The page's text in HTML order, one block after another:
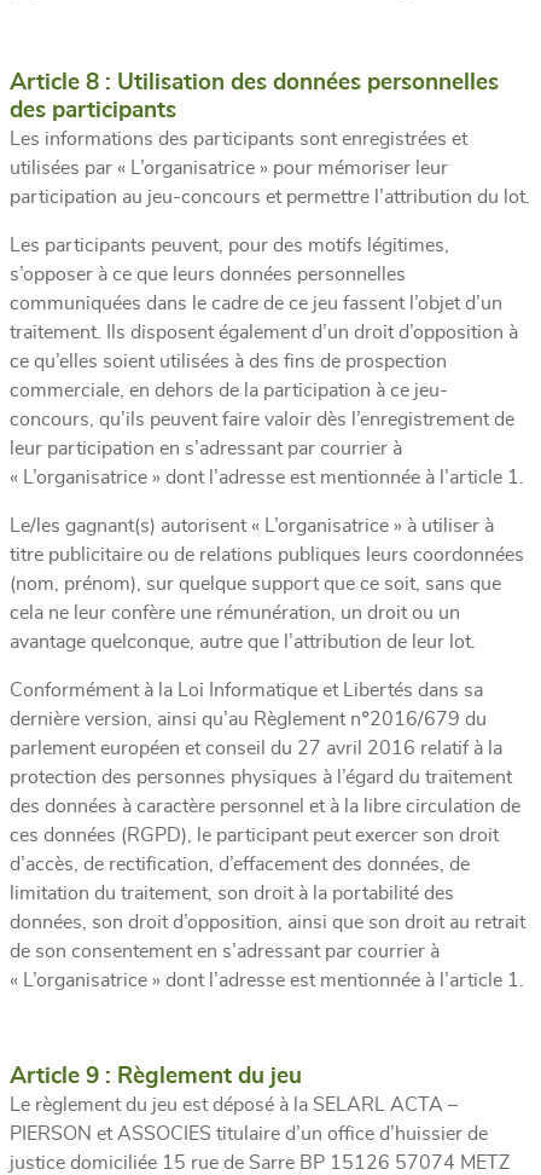
Article 8 : Utilisation des données personnelles
des participants
Les informations des participants sont enregistrées et
utilisées par « L’organisatrice » pour mémoriser leur
participation au jeu-concours et permettre l’attribution du lot.
Les participants peuvent, pour des motifs légitimes,
s’opposer à ce que leurs données personnelles
communiquées dans le cadre de ce jeu fassent l’objet d’un
traitement. Ils disposent également d’un droit d’opposition à
ce qu’elles soient utilisées à des fins de prospection
commerciale, en dehors de la participation à ce jeu-
concours, qu’ils peuvent faire valoir dès l’enregistrement de
leur participation en s’adressant par courrier à
« L’organisatrice » dont l’adresse est mentionnée à l’article 1.
Le/les gagnant(s) autorisent « L’organisatrice » à utiliser à
titre publicitaire ou de relations publiques leurs coordonnées
(nom, prénom), sur quelque support que ce soit, sans que
cela ne leur confère une rémunération, un droit ou un
avantage quelconque, autre que l’attribution de leur lot.
Conformément à la Loi Informatique et Libertés dans sa
dernière version, ainsi qu’au Règlement n°2016/679 du
parlement européen et conseil du 27 avril 2016 relatif à la
protection des personnes physiques à l’égard du traitement
des données à caractère personnel et à la libre circulation de
ces données (RGPD), le participant peut exercer son droit
d’accès, de rectification, d’effacement des données, de
limitation du traitement, son droit à la portabilité des
données, son droit d’opposition, ainsi que son droit au retrait
de son consentement en s’adressant par courrier à
« L’organisatrice » dont l’adresse est mentionnée à l’article 1.
Article 9 : Règlement du jeu
Le règlement du jeu est déposé à la SELARL ACTA –
PIERSON et ASSOCIES titulaire d’un office d’huissier de
justice domiciliée 15 rue de Sarre BP 15126 57074 METZ